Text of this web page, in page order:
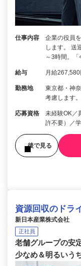
仕事内容
企業の役員
します。 送
～3時間。
給与 月給
勤務地
東京都・神
考慮します。
応募資格
未経験OK／
許不要）／
後で見る
資源回収のドラ
新日本産業株式会社
正社員
老舗グループの安
少なめ＆明るいう